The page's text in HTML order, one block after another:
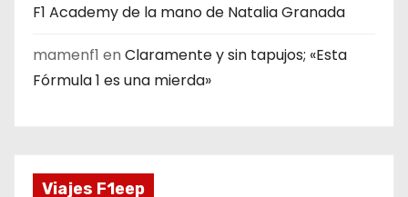
F1 Academy de la mano de Natalia Granada
mamenf1 en Claramente y sin tapujos; «Esta
Fórmula 1 es una mierda»
Viajes F1eep